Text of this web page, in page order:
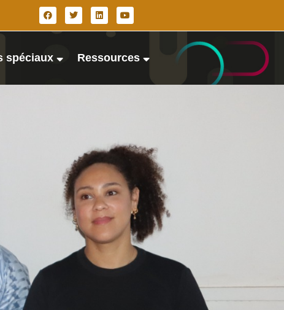
spéciaux Ressources